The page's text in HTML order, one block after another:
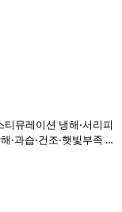
뮤레이션 냉해·서리피
·과습·건조·햇빛부족 등
예방